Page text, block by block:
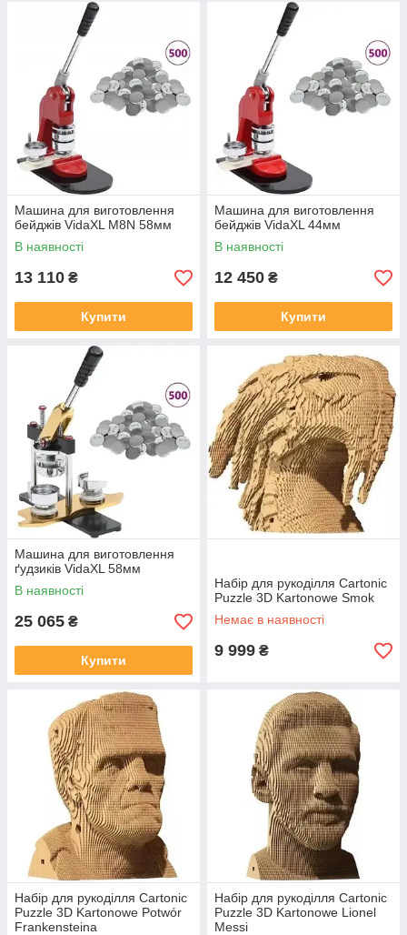
Машина для виготовлення
бейджів VidaXL M8N 58мм
В наявності
13 110 ₴
Купити
Машина для виготовлення
бейджів VidaXL 44мм
В наявності
12 450 ₴
Купити
Машина для виготовлення
ґудзиків VidaXL 58мм
В наявності
25 065 ₴
Купити
Набір для рукоділля Cartonic
Puzzle 3D Kartonowe Smok
Немає в наявності
9 999 ₴
Набір для рукоділля Cartonic
Puzzle 3D Kartonowe Potwór
Frankensteina
Набір для рукоділля Cartonic
Puzzle 3D Kartonowe Lionel
Messi